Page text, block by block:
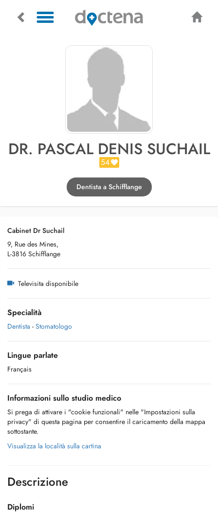
DR. PASCAL DENIS SUCHAIL
54
Dentista a Schifflange
Cabinet Dr Suchail
9, Rue des Mines,
L-3816 Schifflange
Televisita disponibile
Specialità
Dentista - Stomatologo
Lingue parlate
Français
Informazioni sullo studio medico
Si prega di attivare i "cookie funzionali" nelle "Impostazioni sulla
privacy" di questa pagina per consentire il caricamento della mappa
sottostante.
Visualizza la località sulla cartina
Descrizione
Diplomi